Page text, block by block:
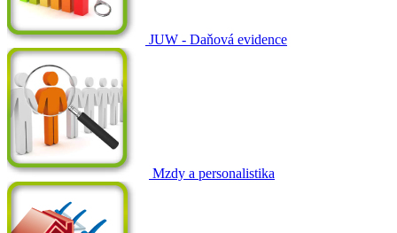
JUW - Daňová evidence
Mzdy a personalistika